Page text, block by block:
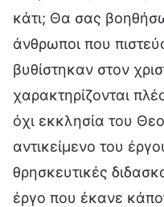
κάτι; Θα σας
άνθρωποι που
βυθίστηκαν στον
χαρακτηρίζονται
όχι εκκλησία του
αντικείμενο του
θρησκευτικές
έργο που έκανε